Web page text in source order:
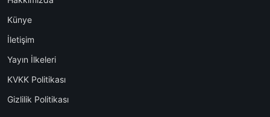
Künye
İletişim
Yayın İlkeleri
KVKK Politikası
Gizlilik Politikası